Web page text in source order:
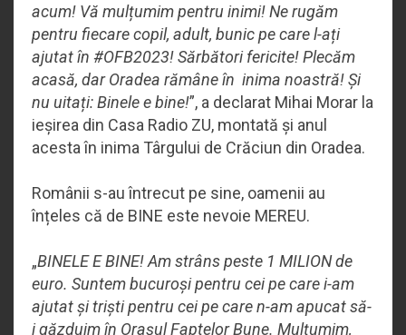
acum! Vă mulțumim pentru inimi! Ne rugăm
pentru fiecare copil, adult, bunic pe care l-ați
ajutat în #OFB2023! Sărbători fericite! Plecăm
acasă, dar Oradea rămâne în inima noastră! Și
nu uitați: Binele e bine!”, a declarat Mihai Morar la
ieșirea din Casa Radio ZU, montată și anul
acesta în inima Târgului de Crăciun din Oradea.
Românii s-au întrecut pe sine, oamenii au
înțeles că de BINE este nevoie MEREU.
„BINELE E BINE! Am strâns peste 1 MILION de
euro. Suntem bucuroși pentru cei pe care i-am
ajutat și triști pentru cei pe care n-am apucat să-
i găzduim în Orașul Faptelor Bune. Mulțumim,